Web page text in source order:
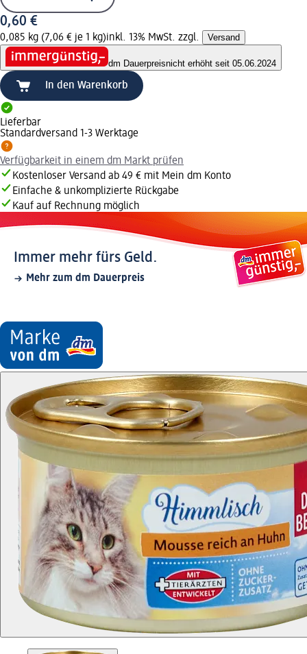
0,60 €
0,085 kg (7,06 € je 1 kg)inkl. 13% MwSt. zzgl. Versand
dm Dauerpreisnicht erhöht seit 05.06.2024
In den Warenkorb
Lieferbar
Standardversand 1-3 Werktage
Verfügbarkeit in einem dm Markt prüfen
Kostenloser Versand ab 49 € mit Mein dm Konto
Einfache & unkomplizierte Rückgabe
Kauf auf Rechnung möglich
Immer mehr fürs Geld.
Mehr zum dm Dauerpreis